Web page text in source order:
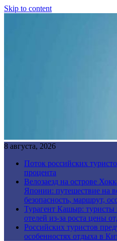
Skip to content
8 августа, 2026
Поток российских
процента
Велозаезд на острове
Японии: путешествие на
безопасность, маршрут,
Турагент Кашыр: туристы
отелей из-за роста цены
Российских туристов
особенностях отдыха в